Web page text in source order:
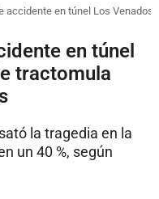
accidente en túnel Los
en túnel
tractomula
la tragedia en la
un 40 %, según